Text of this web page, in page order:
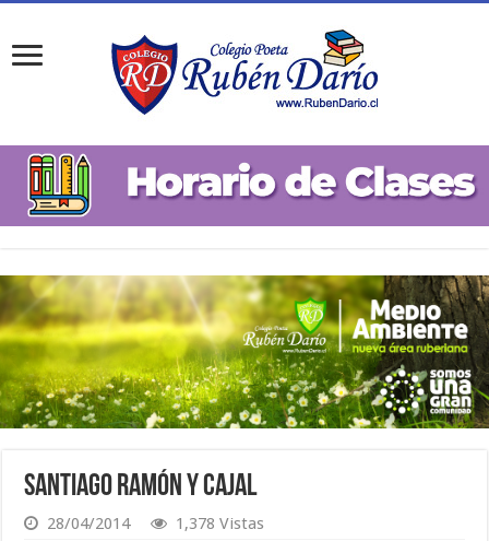
Santiago Ramón y Cajal
28/04/2014 1,378 Vistas